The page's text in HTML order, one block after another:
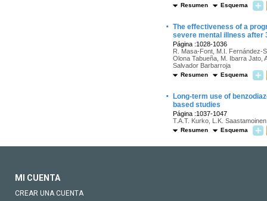
Resumen Esquema
· The effectiveness of a
severe mental illness after
Página :1028-1036
R. Masa-Font, M.I. Fernández-
Olona Tabueña, M. Ibarra Jato,
Salvador Barbarroja
Resumen Esquema
·
Long-term use of
based studies
Página :1037-1047
T.A.T. Kurko, L.K.
Resumen Esquema
MI CUENTA
CREAR UNA CUENTA